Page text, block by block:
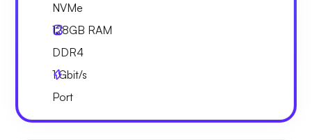
NVMe
128GB RAM
DDR4
1Gbit/s
Port